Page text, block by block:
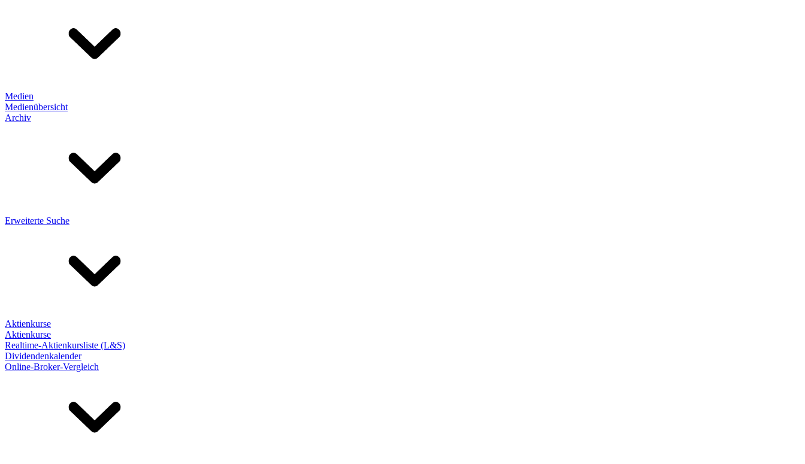
Medien
Medienübersicht
Archiv
Erweiterte Suche
Aktienkurse
Aktienkurse
Realtime-Aktienkursliste (L&S)
Dividendenkalender
Online-Broker-Vergleich